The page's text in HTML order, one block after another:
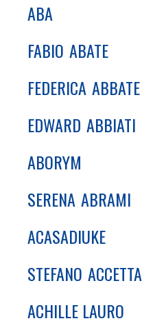
ABA
FABIO ABATE
FEDERICA ABBATE
EDWARD ABBIATI
ABORYM
SERENA ABRAMI
ACASADIUKE
STEFANO ACCETTA
ACHILLE LAURO